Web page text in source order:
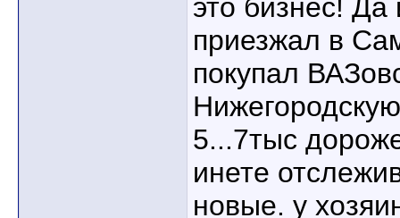
это бизнес! Да
приезжал в
покупал
5...7тыс
инете
новые. у